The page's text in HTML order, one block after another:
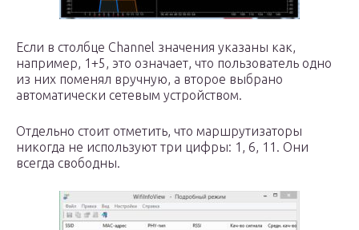
Если в столбце Channel значения указаны как,
например, 1+5, это означает, что пользователь одно
из них поменял вручную, а второе выбрано
автоматически сетевым устройством.
Отдельно стоит отметить, что маршрутизаторы
никогда не используют три цифры: 1, 6, 11. Они
всегда свободны.